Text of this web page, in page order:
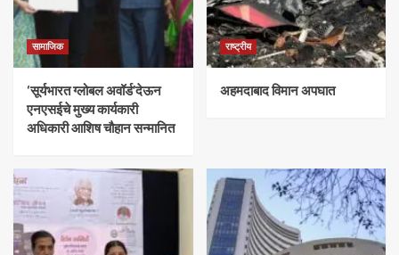
सामाजिक
‘सूर्यभारत ग्लोबल अवॉर्ड’देऊन
एनएसईचे मुख्य कार्यकारी
अधिकारी आशिष चौहान सन्मानित
राष्ट्रीय
अहमदाबाद विमान अपघात